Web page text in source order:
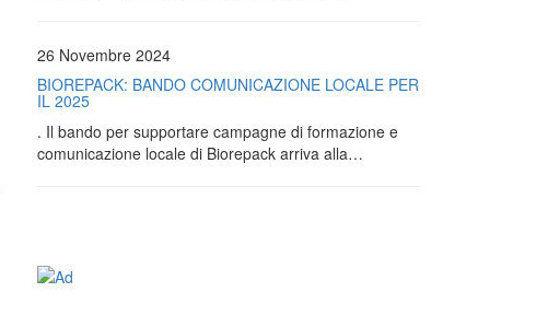
26 Novembre 2024
BIOREPACK: BANDO COMUNICAZIONE LOCALE PER
IL 2025
. Il bando per supportare campagne di formazione e
comunicazione locale di Biorepack arriva alla…